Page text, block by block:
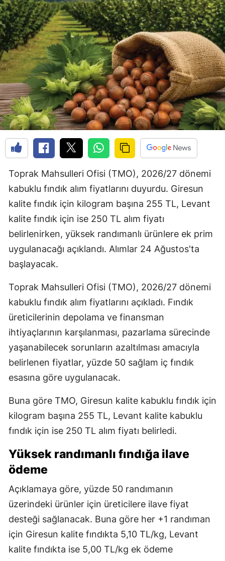
Toprak Mahsulleri Ofisi (TMO), 2026/27 dönemi
kabuklu fındık alım fiyatlarını duyurdu. Giresun
kalite fındık için kilogram başına 255 TL, Levant
kalite fındık için ise 250 TL alım fiyatı
belirlenirken, yüksek randımanlı ürünlere ek prim
uygulanacağı açıklandı. Alımlar 24 Ağustos'ta
başlayacak.
Toprak Mahsulleri Ofisi (TMO), 2026/27 dönemi
kabuklu fındık alım fiyatlarını açıkladı. Fındık
üreticilerinin depolama ve finansman
ihtiyaçlarının karşılanması, pazarlama sürecinde
yaşanabilecek sorunların azaltılması amacıyla
belirlenen fiyatlar, yüzde 50 sağlam iç fındık
esasına göre uygulanacak.
Buna göre TMO, Giresun kalite kabuklu fındık için
kilogram başına 255 TL, Levant kalite kabuklu
fındık için ise 250 TL alım fiyatı belirledi.
Yüksek randımanlı fındığa ilave
ödeme
Açıklamaya göre, yüzde 50 randımanın
üzerindeki ürünler için üreticilere ilave fiyat
desteği sağlanacak. Buna göre her +1 randıman
için Giresun kalite fındıkta 5,10 TL/kg, Levant
kalite fındıkta ise 5,00 TL/kg ek ödeme